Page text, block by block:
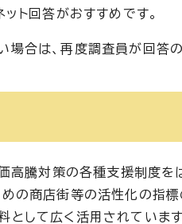
ト回答がおすすめです。
合は、再度調査員が回答の
価高騰対策の各種支援制度
の商店街等の活性化の指
として広く活用されています